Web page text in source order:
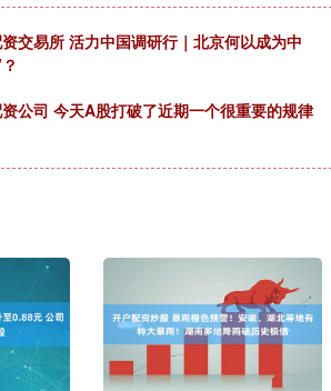
交易所 活力中国调研行｜北京何以成为中
公司 今天A股打破了近期一个很重要的规律